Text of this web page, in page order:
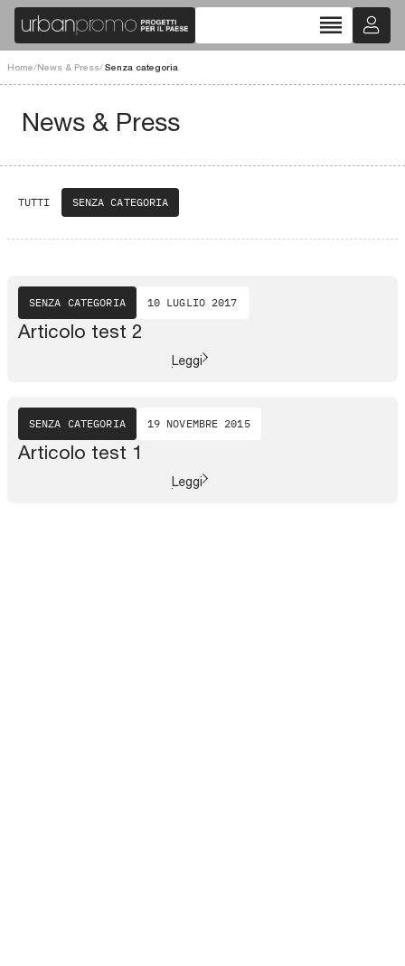
reorder
Home/News & Press/Senza categoria
News & Press
TUTTI SENZA CATEGORIA
SENZA CATEGORIA 10 LUGLIO 2017
Articolo test 2
Leggi
SENZA CATEGORIA 19 NOVEMBRE 2015
Articolo test 1
Leggi